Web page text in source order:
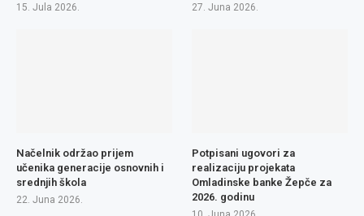
15. Jula 2026. 27. Juna 2026.
Načelnik održao prijem
učenika generacije osnovnih i
srednjih škola
22. Juna 2026.
Potpisani ugovori za
realizaciju projekata
Omladinske banke Žepče za
2026. godinu